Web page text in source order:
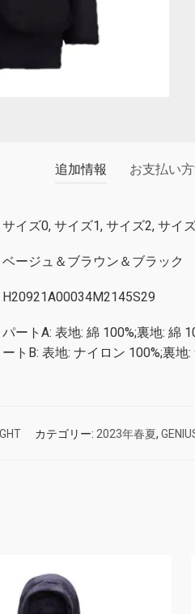
追加情報 お支払い
サイズ0, サイズ1, サイズ2, サイ
ベージュ＆ブラウン＆ブラック
H20921A00034M2145S29
パートA: 表地: 綿 100%;裏地: 綿
ートB: 表地: ナイロン 100%;裏
カテゴリー: 2023年春夏,